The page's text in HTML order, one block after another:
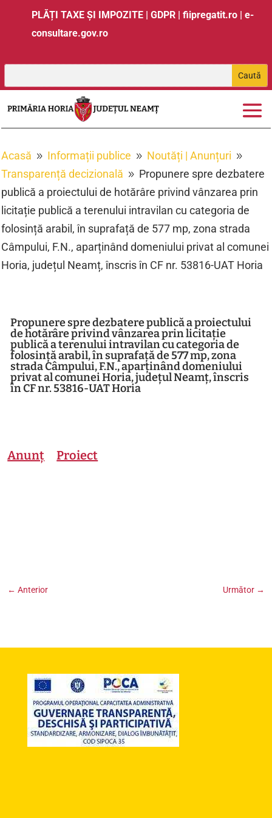
PLĂȚI TAXE ȘI IMPOZITE |GDPR |fiipregatit.ro |e-
consultare.gov.ro
Acasă 9 Informații publice 9 Noutăți | Anunțuri 9
Transparență decizională 9 Propunere spre dezbatere
publică a proiectului de hotărâre privind vânzarea prin
licitație publică a terenului intravilan cu categoria de
folosință arabil, în suprafață de 577 mp, zona strada
Câmpului, F.N., aparținând domeniului privat al comunei
Horia, județul Neamț, înscris în CF nr. 53816-UAT Horia
Propunere spre dezbatere publică a proiectului
de hotărâre privind vânzarea prin licitație
publică a terenului intravilan cu categoria de
folosință arabil, în suprafață de 577 mp, zona
strada Câmpului, F.N., aparținând domeniului
privat al comunei Horia, județul Neamț, înscris
în CF nr. 53816-UAT Horia
Anunț Proiect
←Anterior Următor→